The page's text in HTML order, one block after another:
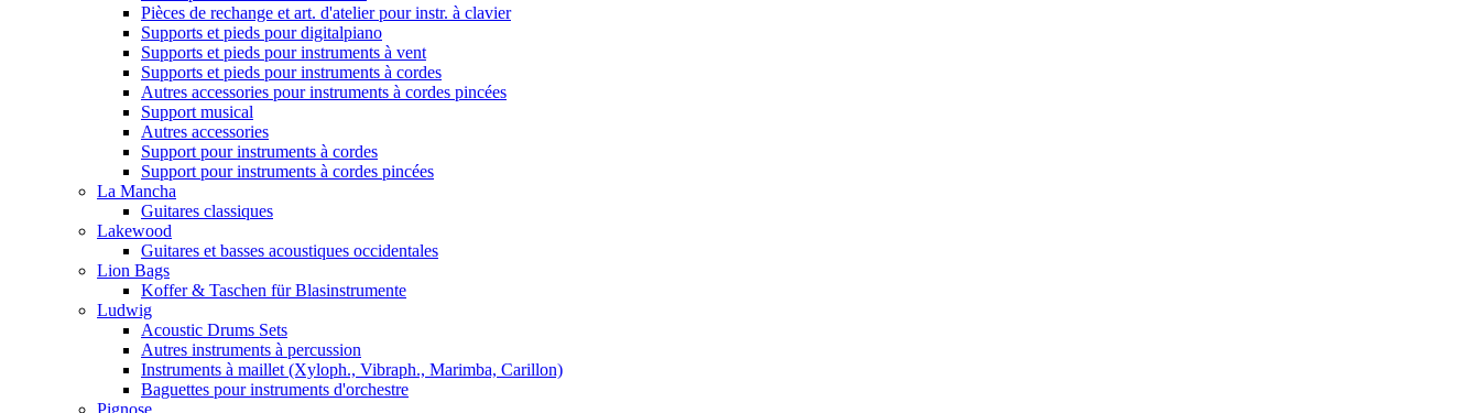
Pièces de rechange et art. d'atelier pour instr. à clavier
Supports et pieds pour digitalpiano
Supports et pieds pour instruments à vent
Supports et pieds pour instruments à cordes
Autres accessories pour instruments à cordes pincées
Support musical
Autres accessories
Support pour instruments à cordes
Support pour instruments à cordes pincées
La Mancha
Guitares classiques
Lakewood
Guitares et basses acoustiques occidentales
Lion Bags
Koffer & Taschen für Blasinstrumente
Ludwig
Acoustic Drums Sets
Autres instruments à percussion
Instruments à maillet (Xyloph., Vibraph., Marimba, Carillon)
Baguettes pour instruments d'orchestre